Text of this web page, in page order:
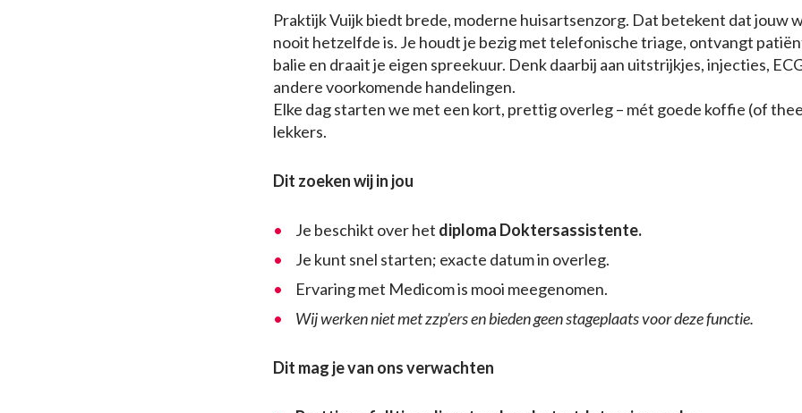
Praktijk Vuijk biedt brede, moderne huisartsenzorg. Dat betekent dat jouw
nooit hetzelfde is. Je houdt je bezig met telefonische triage, ontvangt
balie en draait je eigen spreekuur. Denk daarbij aan uitstrijkjes, injecties,
andere voorkomende handelingen.
Elke dag starten we met een kort, prettig overleg – mét goede koffie (of
lekkers.
Dit zoeken wij in jou
Je beschikt over het diploma Doktersassistente.
Je kunt snel starten; exacte datum in overleg.
Ervaring met Medicom is mooi meegenomen.
Wij werken niet met zzp’ers en bieden geen stageplaats voor deze functie.
Dit mag je van ons verwachten